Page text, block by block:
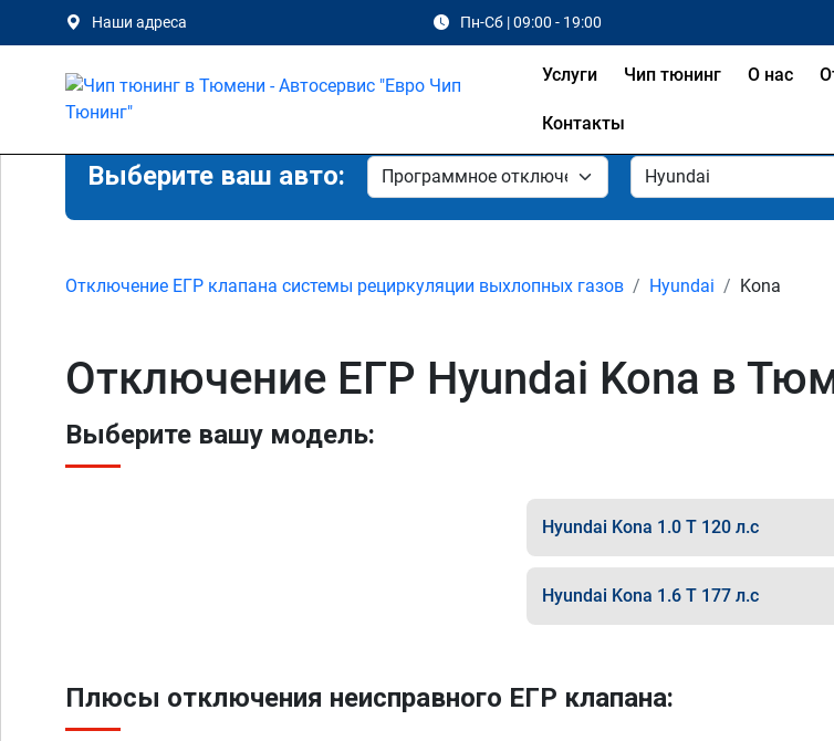
Наши адреса Пн-Сб | 09:00 - 19:00
Услуги Чип тюнинг О нас
Контакты
Выберите ваш авто:
Отключение ЕГР клапана системы рециркуляции выхлопных газов Hyundai Kona
Отключение ЕГР Hyundai Kona в
Выберите вашу модель:
Hyundai Kona 1.0 T 120 л.с
Hyundai Kona 1.6 T 177 л.с
Плюсы отключения неисправного ЕГР клапана: